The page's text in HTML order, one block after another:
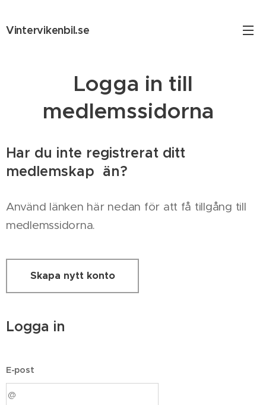
Vintervikenbil.se
Logga in till
medlemssidorna
Har du inte registrerat ditt
medlemskap än?
Använd länken här nedan för att få tillgång till
medlemssidorna.
Skapa nytt konto
Logga in
E-post